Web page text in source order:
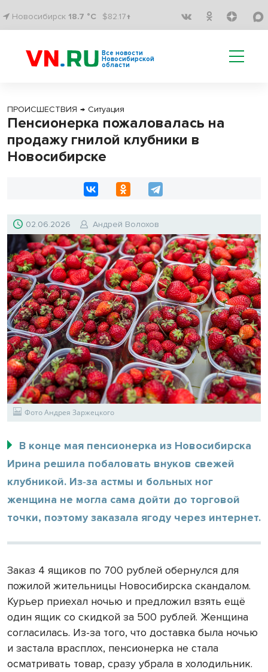
Новосибирск 18.7 °C $82.17↑
Все новости
Новосибирской
области
ПРОИСШЕСТВИЯ → Ситуация
Пенсионерка пожаловалась на
продажу гнилой клубники в
Новосибирске
02.06.2026 Андрей Волохов
Фото Андрея Заржецкого
В конце мая пенсионерка из Новосибирска
Ирина решила побаловать внуков свежей
клубникой. Из‑за астмы и больных ног
женщина не могла сама дойти до торговой
точки, поэтому заказала ягоду через интернет.
Заказ 4 ящиков по 700 рублей обернулся для
пожилой жительницы Новосибирска скандалом.
Курьер приехал ночью и предложил взять ещё
один ящик со скидкой за 500 рублей. Женщина
согласилась. Из-за того, что доставка была ночью
и застала врасплох, пенсионерка не стала
осматривать товар, сразу убрала в холодильник.